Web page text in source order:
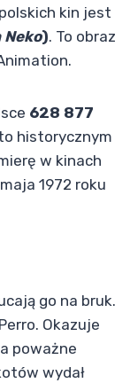
kin jest
). To obraz
628 877
historycznym
w kinach
1972 roku
go na bruk.
Okazuje
poważne
wydał